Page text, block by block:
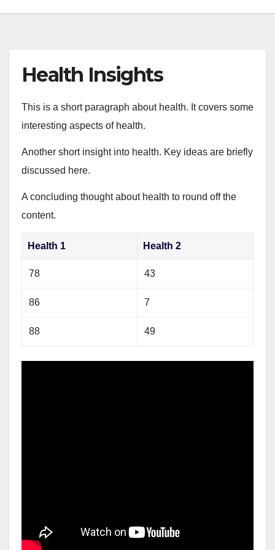
Health Insights
This is a short paragraph about health. It covers some
interesting aspects of health.
Another short insight into health. Key ideas are briefly
discussed here.
A concluding thought about health to round off the
content.
Health 1 Health 2
78 43
86 7
88 49